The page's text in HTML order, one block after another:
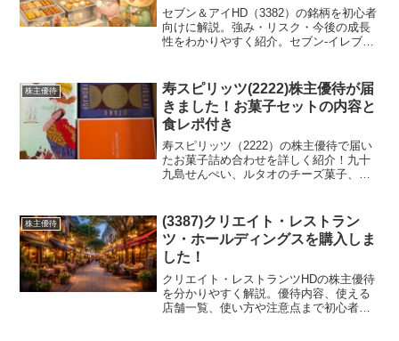
セブン＆アイHD（3382）の銘柄を初心者
向けに解説。強み・リスク・今後の成長
性をわかりやすく紹介。セブン‐イレブン
株主優待
寿スピリッツ(2222)株主優待が届
きました！お菓子セットの内容と
食レポ付き
寿スピリッツ（2222）の株主優待で届い
たお菓子詰め合わせを詳しく紹介！九十
九島せんぺい、ルタオのチーズ菓子、出
株主優待
(3387)クリエイト・レストラン
ツ・ホールディングスを購入しま
した！
クリエイト・レストランツHDの株主優待
を分かりやすく解説。優待内容、使える
店舗一覧、使い方や注意点まで初心者向